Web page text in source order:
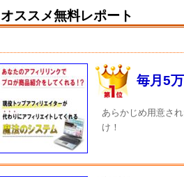
オススメ無料レポート
毎月5
あらかじめ用意さ
け！